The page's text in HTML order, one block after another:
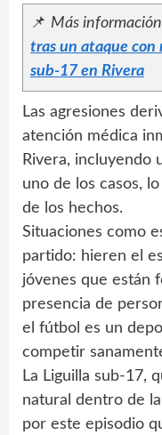
📌 Más
tras un ataque con
sub-17 en Rivera
Las agresiones
atención médica
Rivera, incluyendo
uno de los casos,
de los hechos.
Situaciones como
partido: hieren el
jóvenes que están
presencia de
el fútbol es un
competir
La Liguilla sub-17,
natural dentro de
por este episodio